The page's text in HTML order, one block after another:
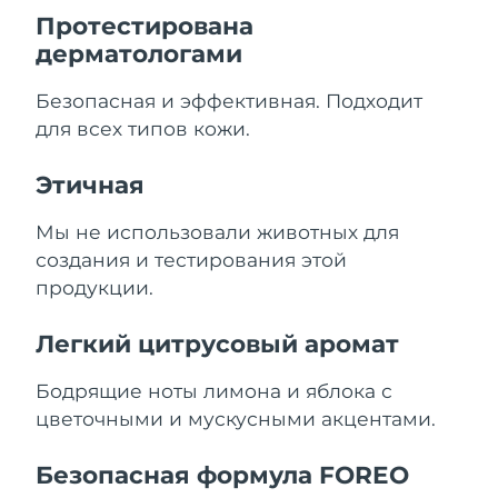
Протестирована
дерматологами
Безопасная и эффективная. Подходит
для всех типов кожи.
Этичная
Мы не использовали животных для
создания и тестирования этой
продукции.
Легкий цитрусовый аромат
Бодрящие ноты лимона и яблока с
цветочными и мускусными акцентами.
Безопасная формула FOREO
Нидерланды
Новая Зеландия
Норвегия
Оман
Ожидаемая дата доставки
Филиппины
Польша
Ожидаемая дата доставки
Португалия